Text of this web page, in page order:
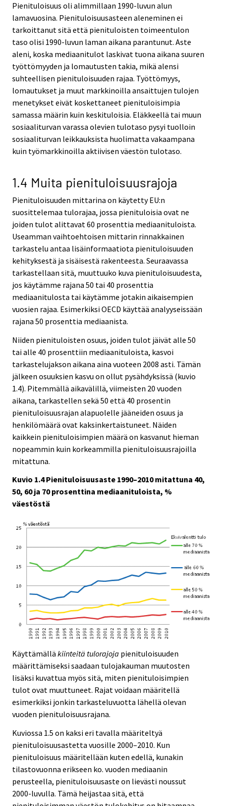
Pienituloisuus oli alimmillaan 1990-luvun alun
lamavuosina. Pienituloisuusasteen aleneminen ei
tarkoittanut sitä että pienituloisten toimeentulon
taso olisi 1990-luvun laman aikana parantunut. Aste
aleni, koska mediaanitulot laskivat tuona aikana suuren
työttömyyden ja lomautusten takia, mikä alensi
suhteellisen pienituloisuuden rajaa. Työttömyys,
lomautukset ja muut markkinoilla ansaittujen tulojen
menetykset eivät koskettaneet pienituloisimpia
samassa määrin kuin keskituloisia. Eläkkeellä tai muun
sosiaaliturvan varassa olevien tulotaso pysyi tuolloin
sosiaaliturvan leikkauksista huolimatta vakaampana
kuin työmarkkinoilla aktiivisen väestön tulotaso.
1.4 Muita pienituloisuusrajoja
Pienituloisuuden mittarina on käytetty EU:n
suosittelemaa tulorajaa, jossa pienituloisia ovat ne
joiden tulot alittavat 60 prosenttia mediaanituloista.
Useamman vaihtoehtoisen mittarin rinnakkainen
tarkastelu antaa lisäinformaatiota pienituloisuuden
kehityksestä ja sisäisestä rakenteesta. Seuraavassa
tarkastellaan sitä, muuttuuko kuva pienituloisuudesta,
jos käytämme rajana 50 tai 40 prosenttia
mediaanitulosta tai käytämme jotakin aikaisempien
vuosien rajaa. Esimerkiksi OECD käyttää analyyseissään
rajana 50 prosenttia mediaanista.
Niiden pienituloisten osuus, joiden tulot jäivät alle 50
tai alle 40 prosenttiin mediaanituloista, kasvoi
tarkastelujakson aikana aina vuoteen 2008 asti. Tämän
jälkeen osuuksien kasvu on ollut pysähdyksissä (kuvio
1.4). Pitemmällä aikavälillä, viimeisten 20 vuoden
aikana, tarkastellen sekä 50 että 40 prosentin
pienituloisuusrajan alapuolelle jääneiden osuus ja
henkilömäärä ovat kaksinkertaistuneet. Näiden
kaikkein pienituloisimpien määrä on kasvanut hieman
nopeammin kuin korkeammilla pienituloisuusrajoilla
mitattuna.
Kuvio 1.4 Pienituloisuusaste 1990–2010 mitattuna 40,
50, 60 ja 70 prosenttina mediaanituloista, %
väestöstä
Käyttämällä kiinteitä tulorajoja pienituloisuuden
määrittämiseksi saadaan tulojakauman muutosten
lisäksi kuvattua myös sitä, miten pienituloisimpien
tulot ovat muuttuneet. Rajat voidaan määritellä
esimerkiksi jonkin tarkasteluvuotta lähellä olevan
vuoden pienituloisuusrajana.
Kuviossa 1.5 on kaksi eri tavalla määriteltyä
pienituloisuusastetta vuosille 2000–2010. Kun
pienituloisuus määritellään kuten edellä, kunakin
tilastovuonna erikseen ko. vuoden mediaanin
perusteella, pienituloisuusaste on lievästi noussut
2000-luvulla. Tämä heijastaa sitä, että